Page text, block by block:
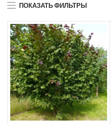
ПОКАЗАТЬ ФИЛЬТРЫ